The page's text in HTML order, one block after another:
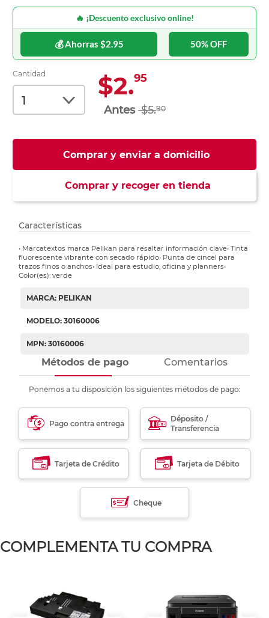
🔥 ¡Descuento exclusivo online!
💰 Ahorras $2.95 50% OFF
Cantidad $2.95
$5.90
Comprar y enviar a domicilio
Comprar y recoger en tienda
Características
• Marcatextos marca Pelikan para resaltar información clave• Tinta
fluorescente vibrante con secado rápido• Punta de cincel para
trazos finos o anchos• Ideal para estudio, oficina y planners•
Color(es): verde
MARCA: PELIKAN
MODELO: 30160006
MPN: 30160006
Métodos de pago Comentarios
Ponemos a tu disposición los siguientes métodos de pago:
Pago contra entrega
Déposito /
Transferencia
Tarjeta de Crédito Tarjeta de Débito
Cheque
COMPLEMENTA TU COMPRA